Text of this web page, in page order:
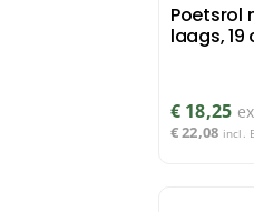
Poetsrol
laags, 19
€ 18,25
€22,08 incl.